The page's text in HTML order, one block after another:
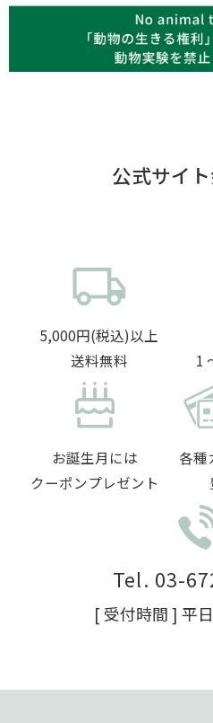
公式サイ
5,000円(税込)以上
送料無料
1
お誕生月には
クーポンプレゼント
各種
Tel. 03-
[ 受付時間 ] 平